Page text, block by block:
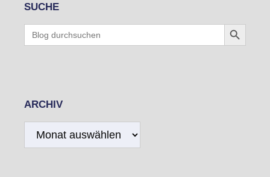
SUCHE
for:
Search Button
ARCHIV
Archiv